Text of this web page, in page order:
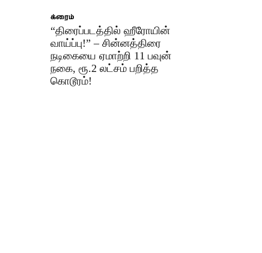
க்ரைம்
“திரைப்படத்தில் ஹீரோயின்
வாய்ப்பு!” – சின்னத்திரை
நடிகையை ஏமாற்றி 11 பவுன்
நகை, ரூ.2 லட்சம் பறித்த
கொடூரம்!